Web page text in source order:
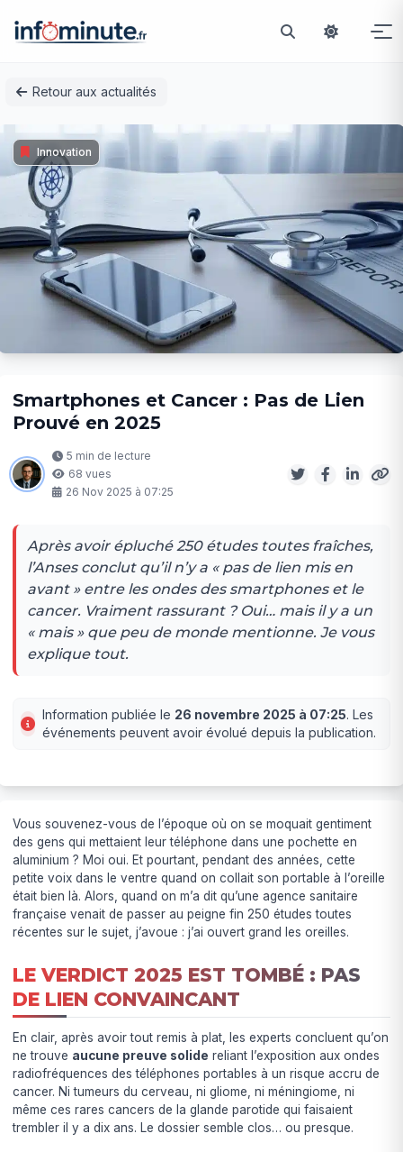
Retour aux actualités
Innovation
Smartphones et Cancer : Pas de Lien
Prouvé en 2025
5 min de lecture
68 vues
26 Nov 2025 à 07:25
Après avoir épluché 250 études toutes fraîches,
l’Anses conclut qu’il n’y a « pas de lien mis en
avant » entre les ondes des smartphones et le
cancer. Vraiment rassurant ? Oui… mais il y a un
« mais » que peu de monde mentionne. Je vous
explique tout.
Information publiée le 26 novembre 2025 à 07:25. Les
événements peuvent avoir évolué depuis la publication.
Vous souvenez-vous de l’époque où on se moquait gentiment
des gens qui mettaient leur téléphone dans une pochette en
aluminium ? Moi oui. Et pourtant, pendant des années, cette
petite voix dans le ventre quand on collait son portable à l’oreille
était bien là. Alors, quand on m’a dit qu’une agence sanitaire
française venait de passer au peigne fin 250 études toutes
récentes sur le sujet, j’avoue : j’ai ouvert grand les oreilles.
LE VERDICT 2025 EST TOMBÉ : PAS
DE LIEN CONVAINCANT
En clair, après avoir tout remis à plat, les experts concluent qu’on
ne trouve aucune preuve solide reliant l’exposition aux ondes
radiofréquences des téléphones portables à un risque accru de
cancer. Ni tumeurs du cerveau, ni gliome, ni méningiome, ni
même ces rares cancers de la glande parotide qui faisaient
trembler il y a dix ans. Le dossier semble clos… ou presque.